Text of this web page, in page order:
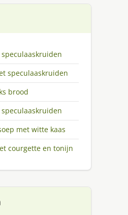
speculaaskruiden
brood
met witte kaas
courgette en tonijn